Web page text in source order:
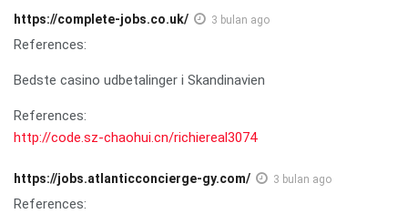
https://complete-jobs.co.uk/ 3 bulan ago
References:
Bedste casino udbetalinger i Skandinavien
References:
http://code.sz-chaohui.cn/richiereal3074
https://jobs.atlanticconcierge-gy.com/ 3 bulan ago
References: